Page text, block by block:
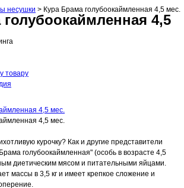
несушки > Кура Брама голубоокаймленная 4,5 мес.
4,5
товару
курочку? Как и другие представители
голубоокаймленная" (особь в возрасте 4,5
диетическим мясом и питательными яйцами.
массы в 3,5 кг и имеет крепкое сложение и